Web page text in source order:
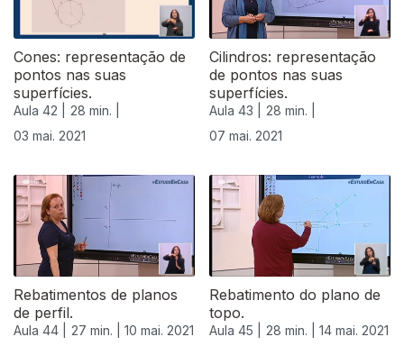
Cones: representação de
pontos nas suas
superfícies.
Aula 42 |
28 min. |
03 mai. 2021
Cilindros: representação
de pontos nas suas
superfícies.
Aula 43 |
28 min. |
07 mai. 2021
Rebatimentos de planos
de perfil.
Aula 44 | 27 min. | 10 mai. 2021
Rebatimento do plano de
topo.
Aula 45 | 28 min. | 14 mai. 2021
543827